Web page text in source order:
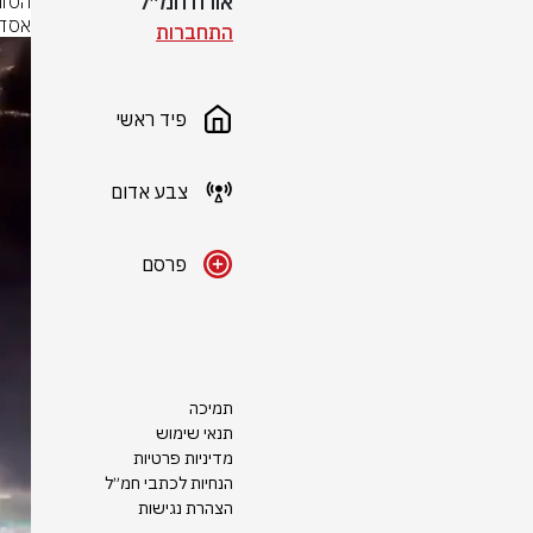
התחברות
פיד ראשי
צבע אדום
פרסם
תמיכה
תנאי שימוש
מדיניות פרטיות
הנחיות לכתבי חמ״ל
הצהרת נגישות